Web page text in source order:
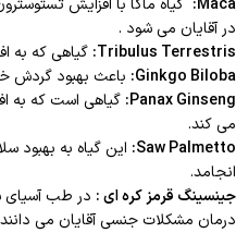
Maca: گیاه ماکا با افزایش
در آقایان می شود .
Tribulus Terrestris: گیاهی که به
Ginkgo Biloba: باعث بهبود گردش
Panax Ginseng: گیاهی است که به
می کند.
Saw Palmetto: این گیاه به بهبود
انجامد.
جینسینگ قرمز کره ای : در طب آسیای
درمان مشکلات جنسی آقایان می دانند